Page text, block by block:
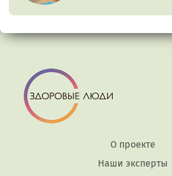
О проекте
Наши эксперты